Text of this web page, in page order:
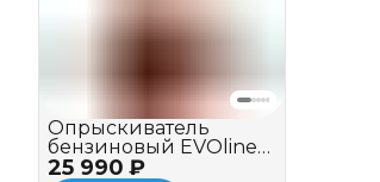
25 990 ₽
Опрыскиватель
бензиновый EVOline
MBG 54 Plus